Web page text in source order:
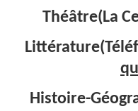
Théâtre(La
Histoire-